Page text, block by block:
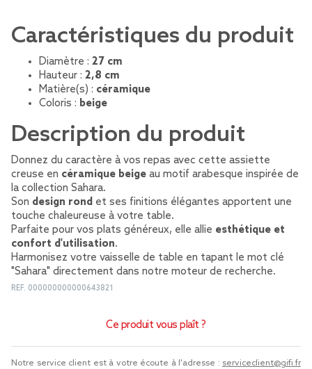
Caractéristiques du produit
Diamètre : 27 cm
Hauteur : 2,8 cm
Matière(s) : céramique
Coloris : beige
Description du produit
Donnez du caractère à vos repas avec cette assiette
creuse en céramique beige au motif arabesque inspirée de
la collection Sahara.
Son design rond et ses finitions élégantes apportent une
touche chaleureuse à votre table.
Parfaite pour vos plats généreux, elle allie esthétique et
confort d'utilisation.
Harmonisez votre vaisselle de table en tapant le mot clé
"Sahara" directement dans notre moteur de recherche.
REF. 000000000000643821
Ce produit vous plaît ?
Notre service client est à votre écoute à l'adresse : serviceclient@gifi.fr